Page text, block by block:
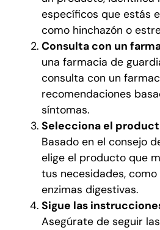
específicos que estás
como hinchazón o
Consulta con un
una farmacia de
consulta con un
recomendaciones
síntomas.
Selecciona el
Basado en el consejo
elige el producto que
tus necesidades,
enzimas digestivas.
Sigue las
Asegúrate de seguir